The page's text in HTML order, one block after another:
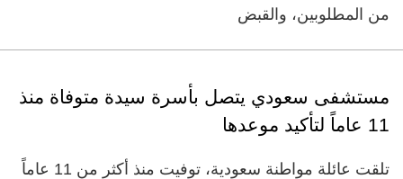
من المطلوبين، والقبض
مستشفى سعودي يتصل بأسرة سيدة متوفاة منذ
11 عاماً لتأكيد موعدها
تلقت عائلة مواطنة سعودية، توفيت منذ أكثر من 11 عاماً